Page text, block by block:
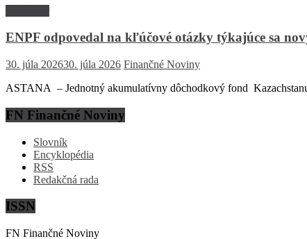
ENPF odpovedal na kľúčové otázky týkajúce sa
30. júla 202630. júla 2026 Finančné Noviny
ASTANA – Jednotný akumulatívny dôchodkový fond
FN Finančné Noviny
Slovník
Encyklopédia
RSS
Redakčná rada
ISSN
FN Finančné Noviny